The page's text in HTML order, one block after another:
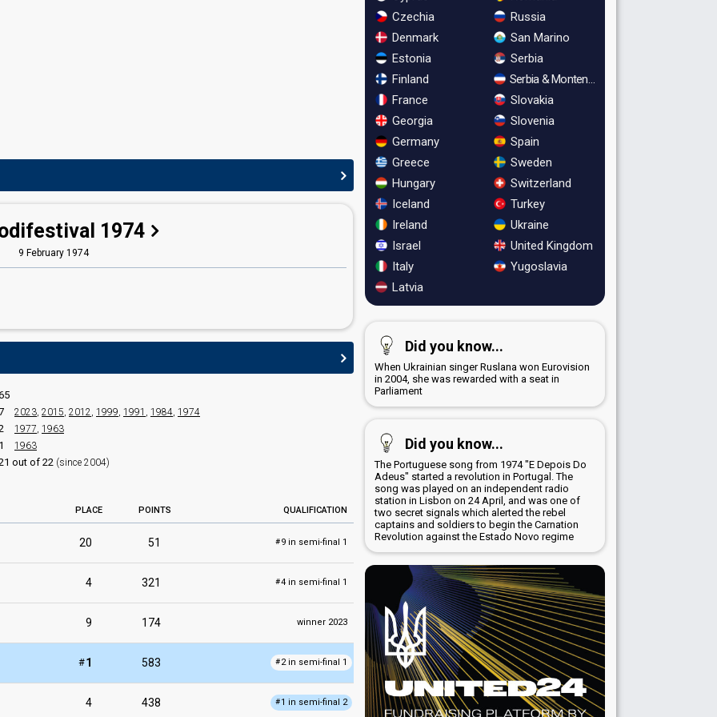
1974
9 February 1974
2023, 2015, 2012, 1999, 1991 , 1984, 1974
1977, 1963
1 1963
out of 22 (since 2004)
PLACE POINTS QUALIFICATION
20 51 #9 in semi-final 1
4 321 #4 in semi-final 1
9 174 winner 2023
#1 583 #2 in semi-final 1
4 438 #1 in semi-final 2
Czechia
Denmark
Estonia
Finland
France
Georgia
Germany
Greece
Hungary
Iceland
Ireland
Israel
Italy
Latvia
Russia
San Marino
Serbia
Serbia & Montenegro
Slovakia
Slovenia
Spain
Sweden
Switzerland
Turkey
Ukraine
United Kingdom
Yugoslavia
Did you know...
When Ukrainian singer Ruslana won Eurovision
in 2004, she was rewarded with a seat in
Parliament
Did you know...
The Portuguese song from 1974 "E Depois Do
Adeus" started a revolution in Portugal. The
song was played on an independent radio
station in Lisbon on 24 April, and was one of
two secret signals which alerted the rebel
captains and soldiers to begin the Carnation
Revolution against the Estado Novo regime